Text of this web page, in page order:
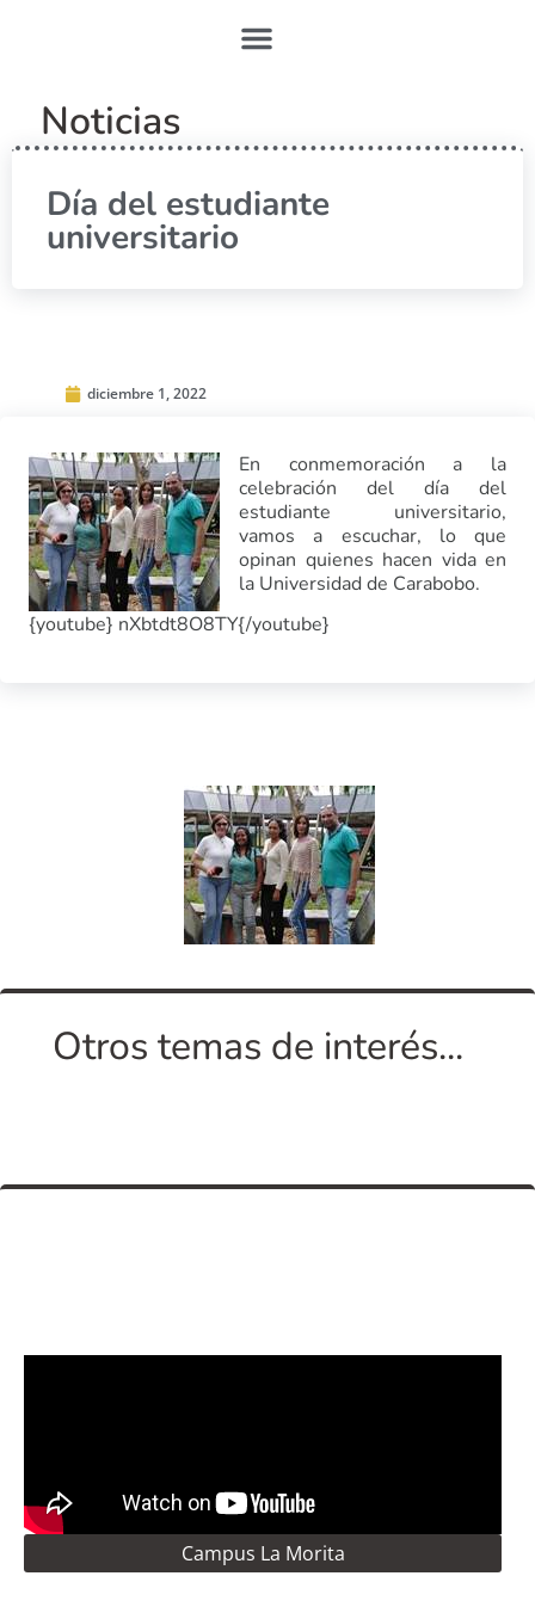
Noticias
Día del estudiante
universitario
diciembre 1, 2022
En conmemoración a la
celebración del día del
estudiante universitario,
vamos a escuchar, lo que
opinan quienes hacen vida en
la Universidad de Carabobo.
{youtube} nXbtdt8O8TY{/youtube}
Otros temas de interés...
Campus La Morita